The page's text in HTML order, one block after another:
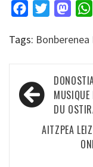
FacebookTwitter
Tags:
zehar
nabigatu
MUSIQUE
DU
AITZPEA